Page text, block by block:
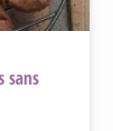
sans